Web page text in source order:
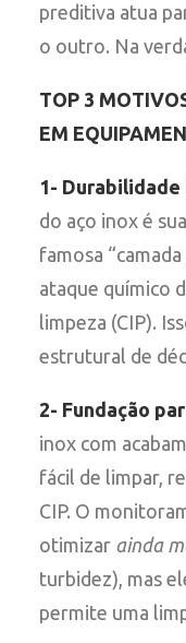
preditiva atua
o outro. Na
TOP 3
EM
1-
do aço inox é
famosa
ataque químico
limpeza (CIP).
estrutural de
2- Fundação
inox com
fácil de limpar,
CIP. O
otimizar ainda
turbidez), mas
permite uma